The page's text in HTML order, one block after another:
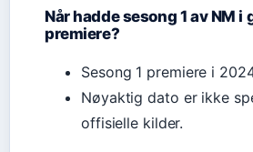
Når hadde sesong 1 av NM i
premiere?
Sesong 1 premiere i
Nøyaktig dato er ikke
offisielle kilder.